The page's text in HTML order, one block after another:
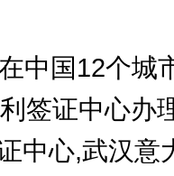
中国12个城
签证中心办
中心,武汉